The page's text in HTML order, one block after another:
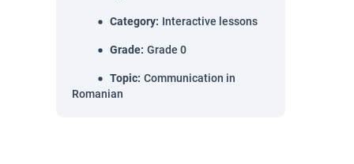
Category: Interactive lessons
Grade: Grade 0
Topic: Communication in
Romanian